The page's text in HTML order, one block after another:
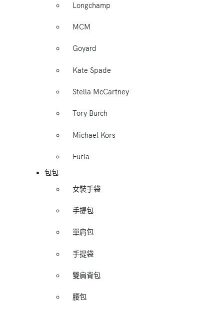
Longchamp
MCM
Goyard
Kate Spade
Stella McCartney
Tory Burch
Michael Kors
Furla
包包
女裝手袋
手提包
單肩包
手提袋
雙肩背包
腰包